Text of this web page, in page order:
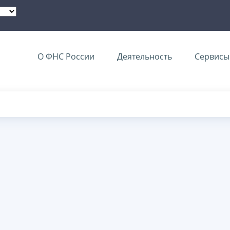
О ФНС России Деятельность Сервисы